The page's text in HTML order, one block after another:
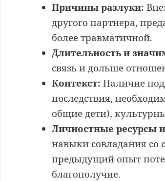
Причины разлуки:
другого партнера,
более травматичной.
Длительность и
связь и дольше
Контекст: Наличие
последствия,
общие дети),
Личностные ресурсы
навыки совладания со
предыдущий опыт
благополучие.